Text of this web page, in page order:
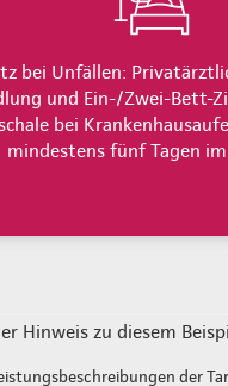
bei Unfällen:
und Ein-/Zwei-Bett-
bei
mindestens fünf Tagen
Hinweis zu diesem
der